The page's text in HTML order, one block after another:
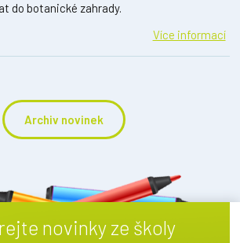
do botanické zahrady.
Více informací
Archiv novinek
novinky ze školy